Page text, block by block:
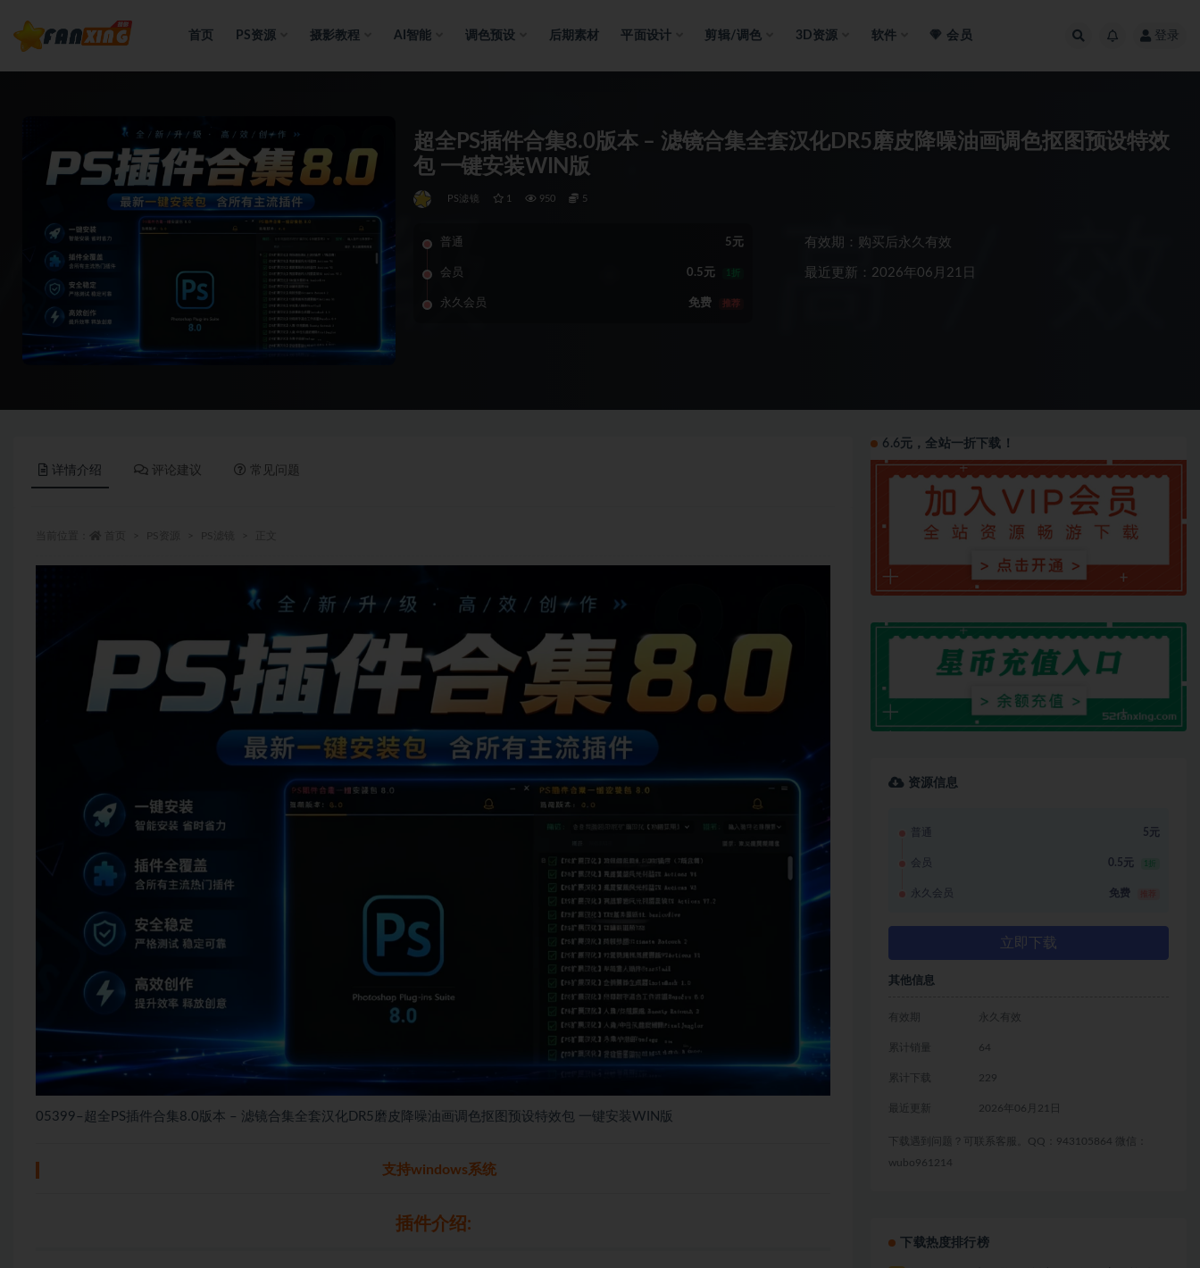
首页 PS资源 摄影教程 AI智能 调色预设 后期素材 平面设计 剪辑/调色 3D资源 软件 会员 登录
超全PS插件合集8.0版本 – 滤镜合集全套汉化DR5磨皮降噪油画调色抠图预设特效
包 一键安装WIN版
PS滤镜 1 950 5
普通 5元
会员 0.5元 1折
永久会员 免费 推荐
有效期：购买后永久有效
最近更新：2026年06月21日
详情介绍 评论建议 常见问题
05399–超全PS插件合集8.0版本 – 滤镜合集全套汉化DR5磨皮降噪油画调色抠图预设特效包 一键安装WIN版
支持windows系统
插件介绍:
6.6元，全站一折下载！
资源信息
普通 5元
会员 0.5元 1折
永久会员 免费
立即下载
其他信息
有效期 永久有效
累计销量 64
累计下载 229
最近更新 2026年06月21日
下载遇到问题？可联系客服。QQ：943105864 微信：
wubo961214
下载热度排行榜